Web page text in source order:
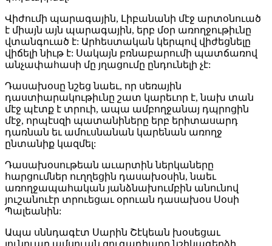
Վիժումի պարագային, Լիբանանի մէջ արտօնուած
է միայն այն պարագային, երբ մօր առողջութիւնը
վտանգուած է: Արհեստական կերպով վիժեցնելը
վիճելի նիւթ է: Սակայն բռնաբարումի պատճառով
անչափահասի մը յղացումը ընդունելի չէ:
Դասախօսը նշեց նաեւ, որ սեռային
դաստիարակութիւնը շատ կարեւոր է, նախ տան
մէջ պէտք է տրուի, ապա ամբողջանայ դպրոցին
մէջ, որպէսզի պատանիները երբ երիտասարդ
դառնան եւ ամուսնանան կարենան առողջ
ընտանիք կազմել:
Դասախօսութեան աւարտին ներկաները
հարցումներ ուղղեցին դասախօսին, նաեւ
առողջապահական յանձնախումբին անունով
յուշանուէր տրուեցաւ օրուան դասախօս Սօսի
Պալեանին:
Ապա սննդագէտ Սարին Շէկեան խօսեցաւ
յունուար ամսուան զուգադիպող նշիկագեղձի